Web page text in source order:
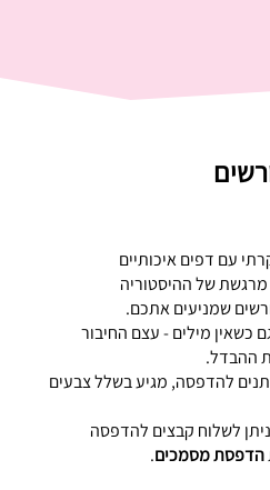
עם דפים איכותיים
של ההיסטוריה
שמניעים אתכם.
מילים - עצם החיבור
ההבדל.
דפים שניתנים להדפסה, מגיע בשלל צבעים
לשלוח קבצים להדפסה
הדפסת מסמכים.